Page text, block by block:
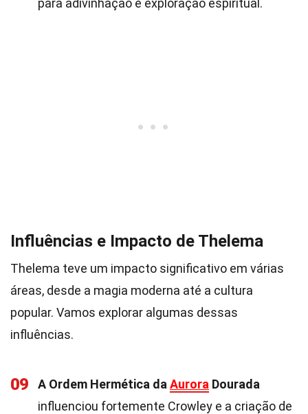
para adivinhação e exploração espiritual.
Influências e Impacto de Thelema
Thelema teve um impacto significativo em várias
áreas, desde a magia moderna até a cultura
popular. Vamos explorar algumas dessas
influências.
09 A Ordem Hermética da Aurora Dourada
influenciou fortemente Crowley e a criação de